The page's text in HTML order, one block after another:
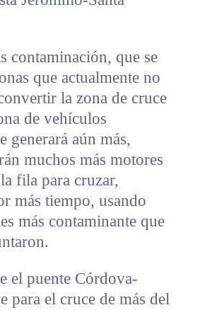
contaminación, que se
que actualmente no
la zona de cruce
de vehículos
generará aún más,
muchos más motores
fila para cruzar,
más tiempo, usando
más contaminante que
el puente Córdova-
para el cruce de más del